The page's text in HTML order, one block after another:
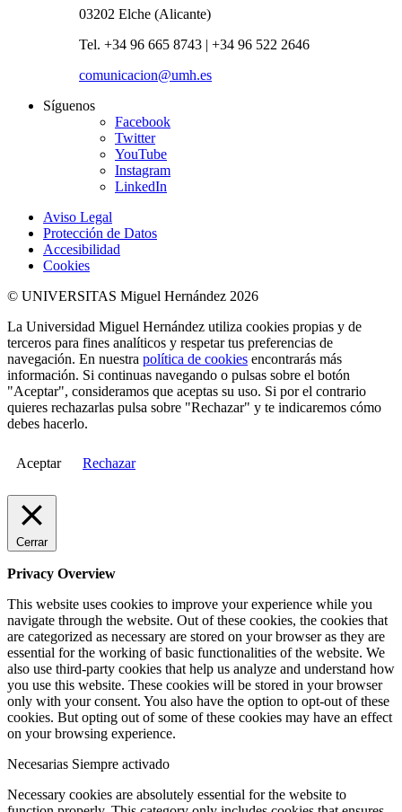
03202 Elche (Alicante)
Tel. +34 96 665 8743 | +34 96 522 2646
comunicacion@umh.es
Síguenos
Facebook
Twitter
YouTube
Instagram
LinkedIn
Aviso Legal
Protección de Datos
Accesibilidad
Cookies
© UNIVERSITAS Miguel Hernández 2026
La Universidad Miguel Hernández utiliza cookies propias y de
terceros para fines analíticos y respetar tus preferencias de
navegación. En nuestra política de cookies encontrarás más
información. Si continuas navegando o pulsas sobre el botón
"Aceptar", consideramos que aceptas su uso. Si por el contrario
quieres rechazarlas pulsa sobre "Rechazar" y te indicaremos cómo
debes hacerlo.
Aceptar Rechazar
Cerrar
Privacy Overview
This website uses cookies to improve your experience while you
navigate through the website. Out of these cookies, the cookies that
are categorized as necessary are stored on your browser as they are
essential for the working of basic functionalities of the website. We
also use third-party cookies that help us analyze and understand how
you use this website. These cookies will be stored in your browser
only with your consent. You also have the option to opt-out of these
cookies. But opting out of some of these cookies may have an effect
on your browsing experience.
Necesarias Siempre activado
Necessary cookies are absolutely essential for the website to